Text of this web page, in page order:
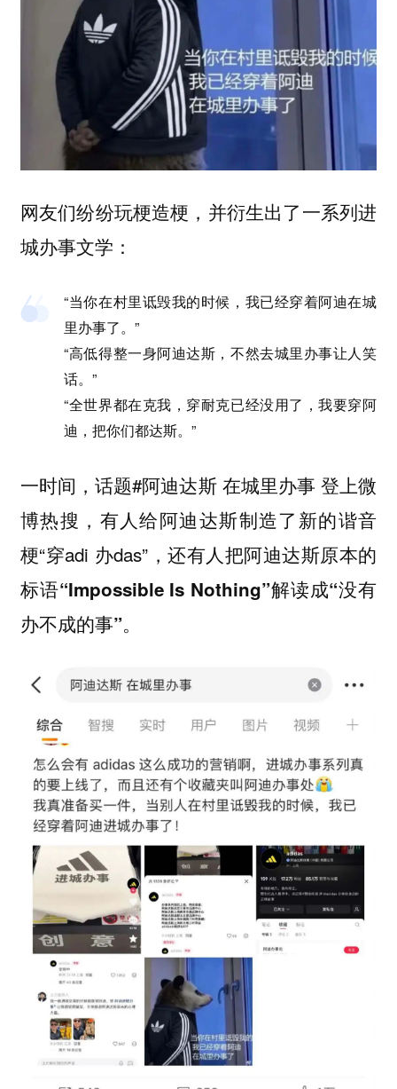
网友们纷纷玩梗造梗，并衍生出了一系列进
城办事文学：
“当你在村里诋毁我的时候，我已经穿着阿迪在城
里办事了。”
“高低得整一身阿迪达斯，不然去城里办事让人笑
话。”
“全世界都在克我，穿耐克已经没用了，我要穿阿
迪，把你们都达斯。”
一时间，话题#阿迪达斯 在城里办事 登上微
博热搜，有人给阿迪达斯制造了新的谐音
梗“穿adi 办das”，还有人把阿迪达斯原本的
标语“Impossible Is Nothing”解读成“没有
办不成的事”。